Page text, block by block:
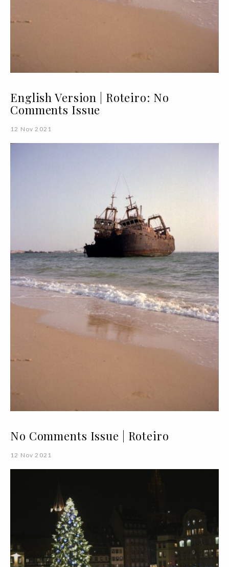
English Version | Roteiro: No
Comments Issue
12 Nov 2021
No Comments Issue | Roteiro
12 Nov 2021